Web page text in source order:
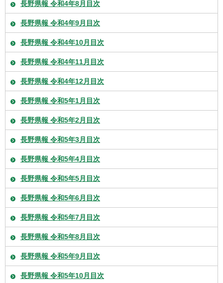
長野県報 令和4年8月目次
長野県報 令和4年9月目次
長野県報 令和4年10月目次
長野県報 令和4年11月目次
長野県報 令和4年12月目次
長野県報 令和5年1月目次
長野県報 令和5年2月目次
長野県報 令和5年3月目次
長野県報 令和5年4月目次
長野県報 令和5年5月目次
長野県報 令和5年6月目次
長野県報 令和5年7月目次
長野県報 令和5年8月目次
長野県報 令和5年9月目次
長野県報 令和5年10月目次